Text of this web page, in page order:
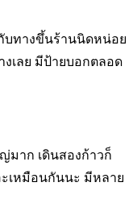
บทางขึ้นร้านนิดหน่อย
งเลย มีป้ายบอกตลอด
มาก เดินสองก้าวก็
เหมือนกันนะ มีหลาย